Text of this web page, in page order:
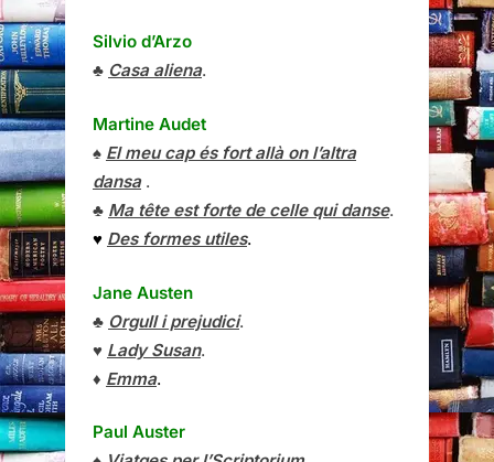
Silvio d’Arzo
♣ Casa aliena.
Martine Audet
♠ El meu cap és fort allà on l’altra
dansa.
♣ Ma tête est forte de celle qui danse.
♥ Des formes utiles.
Jane Austen
♣ Orgull i prejudici.
♥ Lady Susan.
♦ Emma.
Paul Auster